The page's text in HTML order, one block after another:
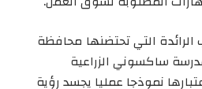
الرائدة التي تحتضنها محافظة
ساكسوني الزراعية
نموذجا عمليا يجسد رؤية